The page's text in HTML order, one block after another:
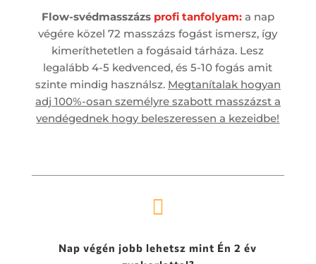
Flow-svédmasszázs profi tanfolyam:a nap
végére közel 72 masszázs fogást ismersz, így
kimeríthetetlen a fogásaid tárháza. Lesz
legalább 4-5 kedvenced, és 5-10 fogás amit
szinte mindig használsz. Megtanítalak hogyan
adj 100%-osan személyre szabott masszázst a
vendégednek hogy beleszeressen a kezeidbe!

Nap végén jobb lehetsz mint Én 2 év